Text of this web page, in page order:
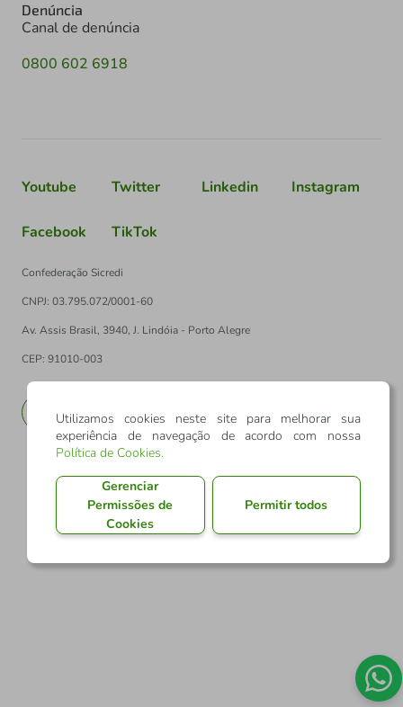
Denúncia
Canal de denúncia
0800 602 6918
Youtube Twitter Linkedin Instagram
Facebook TikTok
Confederação Sicredi
CNPJ: 03.795.072/0001-60
Av. Assis Brasil, 3940, J. Lindóia - Porto Alegre
CEP: 91010-003
EN
Utilizamos cookies neste site para melhorar sua
experiência de navegação de acordo com nossa
Política de Cookies.
Gerenciar
Permissões de
Cookies
Permitir todos